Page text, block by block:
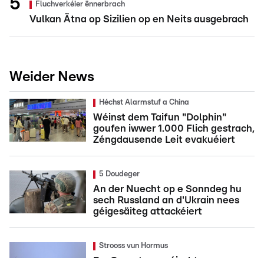
Fluchverkéier ënnerbrach
Vulkan Ätna op Sizilien op en Neits ausgebrach
Weider News
Héchst Alarmstuf a China
Wéinst dem Taifun "Dolphin"
goufen iwwer 1.000 Flich gestrach,
Zéngdausende Leit evakuéiert
5 Doudeger
An der Nuecht op e Sonndeg hu
sech Russland an d'Ukrain nees
géigesäiteg attackéiert
Strooss vun Hormus